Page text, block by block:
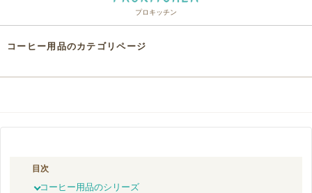
家事問屋 ウェック
プレート グラス カトラリー
プロキッチン
コーヒー用品のカテゴリページ
目次
コーヒー用品のシリーズ